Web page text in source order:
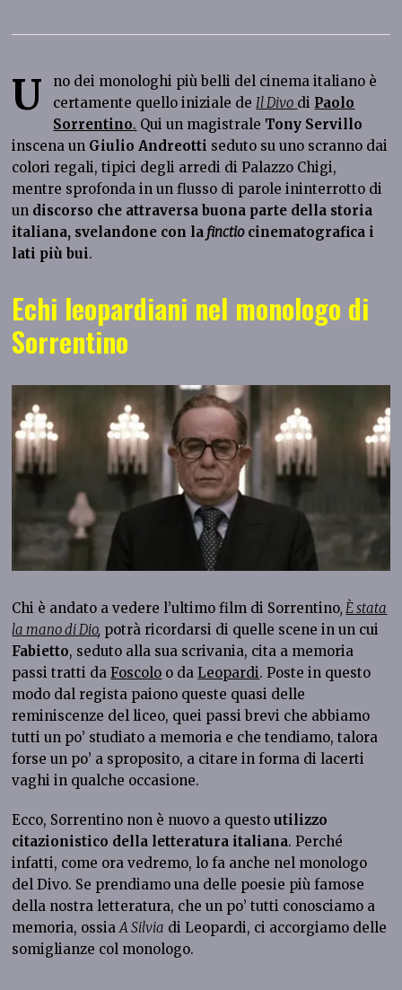
U
no dei monologhi più belli del cinema italiano è
certamente quello iniziale deIl Divo di Paolo
Sorrentino. Qui un magistrale Tony Servillo
inscena un Giulio Andreotti seduto su uno scranno dai
colori regali, tipici degli arredi di Palazzo Chigi,
mentre sprofonda in un flusso di parole ininterrotto di
un discorso che attraversa buona parte della storia
italiana, svelandone con la finctiocinematografica i
lati più bui.
Echi leopardiani nel monologo di
Sorrentino
Chi è andato a vedere l’ultimo film di Sorrentino,È stata
la mano di Dio, potrà ricordarsi di quelle scene in un cui
Fabietto, seduto alla sua scrivania, cita a memoria
passi tratti daFoscolo o daLeopardi. Poste in questo
modo dal regista paiono queste quasi delle
reminiscenze del liceo, quei passi brevi che abbiamo
tutti un po’ studiato a memoria e che tendiamo, talora
forse un po’ a sproposito, a citare in forma di lacerti
vaghi in qualche occasione.
Ecco, Sorrentino non è nuovo a questoutilizzo
citazionistico della letteratura italiana. Perché
infatti, come ora vedremo, lo fa anche nel monologo
del Divo. Se prendiamo una delle poesie più famose
della nostra letteratura, che un po’ tutti conosciamo a
memoria, ossiaA Silvia di Leopardi, ci accorgiamo delle
somiglianze col monologo.